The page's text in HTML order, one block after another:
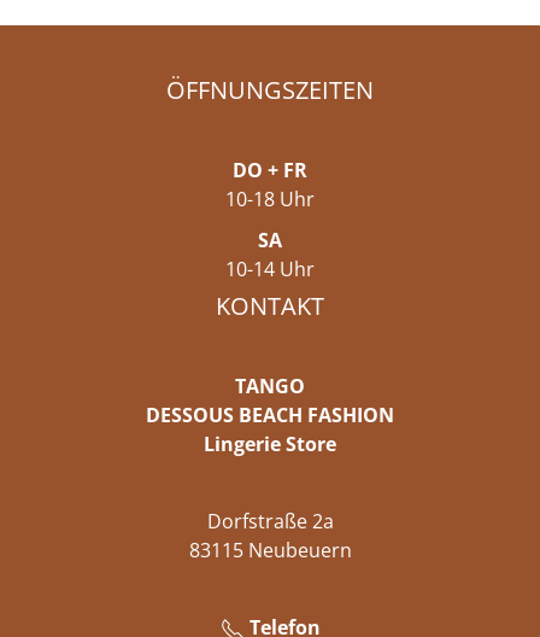
ÖFFNUNGSZEITEN
DO + FR
10-18 Uhr
SA
10-14 Uhr
KONTAKT
TANGO
DESSOUS BEACH FASHION
Lingerie Store
Dorfstraße 2a
83115 Neubeuern
Telefon